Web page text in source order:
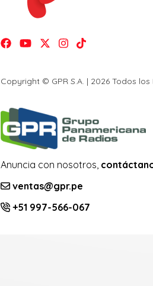
Copyright © GPR S.A. | 2026 Todos
Anuncia con nosotros,
ventas@gpr.pe
+51 997-566-067